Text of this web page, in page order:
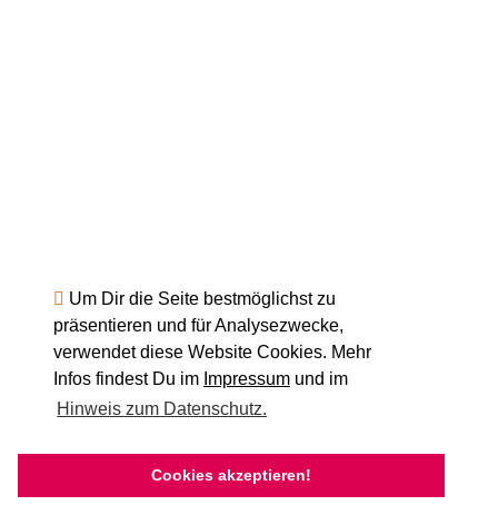
Um Dir die Seite bestmöglichst zu
präsentieren und für Analysezwecke,
verwendet diese Website Cookies. Mehr
Infos findest Du im Impressum und im
Hinweis zum Datenschutz.
Cookies akzeptieren!